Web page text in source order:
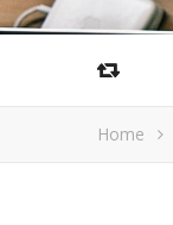
Home